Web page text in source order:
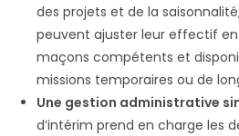
des projets et de la
peuvent ajuster leur effectif en
maçons compétents et
missions temporaires ou de
Une gestion administrative
d’intérim prend en charge les